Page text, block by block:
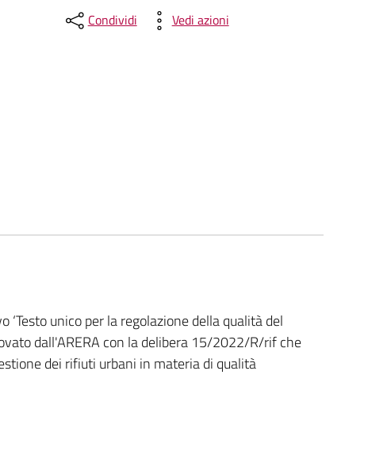
Condividi Vedi azioni
unico per la regolazione della qualità del
dall'ARERA con la delibera 15/2022/R/rif che
dei rifiuti urbani in materia di qualità